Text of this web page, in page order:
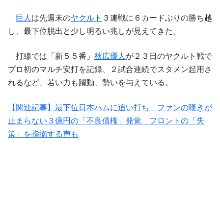
巨人は先週末のヤクルト ３連戦に６カードぶりの勝ち越
し、最下位脱出と少し明るい兆しが見えてきた。
打線では「新５５番」 秋広優人が２３日のヤクルト戦で
プロ初のマルチ安打を記録、２試合連続でスタメン起用さ
れるなど、若い力も躍動、勢いを与えている。
【関連記事】最下位日本ハムに追い打ち ファンの嘆きが
止まらない３億円の「不良債権」発覚 フロントの「失
策」を指摘する声も